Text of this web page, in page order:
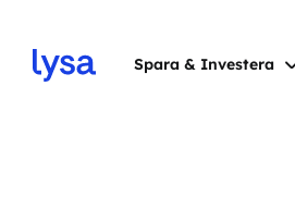
Spara & Investera